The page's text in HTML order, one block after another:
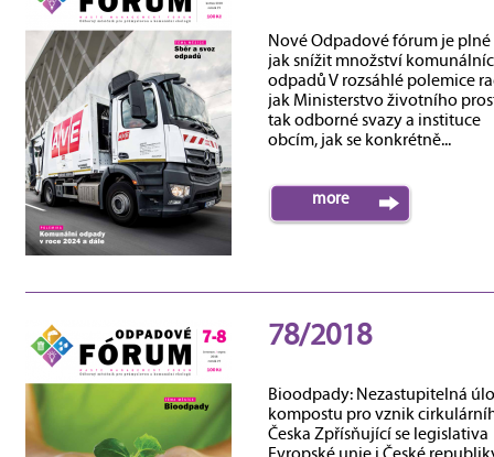
Nové Odpadové fórum je plné
jak snížit množství
odpadů V rozsáhlé polemice
jak Ministerstvo životního
tak odborné svazy a instituce
obcím, jak se konkrétně...
more
78/2018
Bioodpady: Nezastupitelná
kompostu pro vznik
Česka Zpřísňující se legislativa